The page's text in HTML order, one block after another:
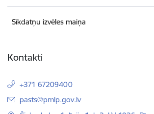
Sīkdatņu izvēles maiņa
Kontakti
+371 67209400
E-pasts:
pasts@pmlp.gov.lv